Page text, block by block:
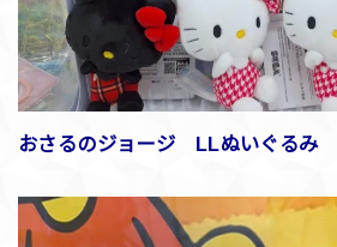
おさるのジョージ LLぬいぐる